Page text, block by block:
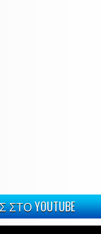
YOUTUBE